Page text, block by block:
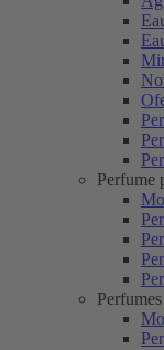
Perfume